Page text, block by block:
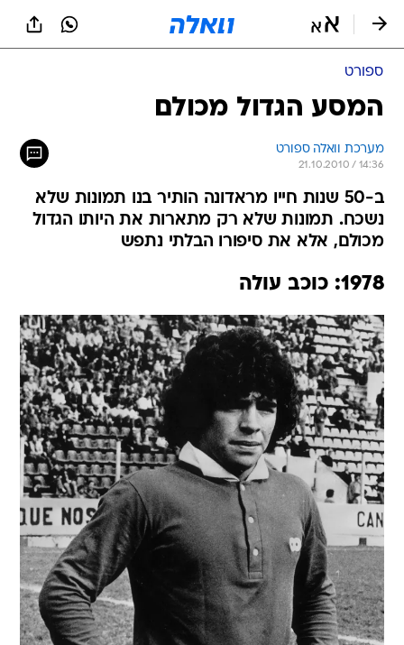
ספורט
המסע הגדול מכולם
מערכת וואלה ספורט
21.10.2010 / 14:36
ב-50 שנות חייו מראדונה הותיר בנו תמונות שלא
נשכח. תמונות שלא רק מתארות את היותו הגדול
מכולם, אלא את סיפורו הבלתי נתפש
1978: כוכב עולה